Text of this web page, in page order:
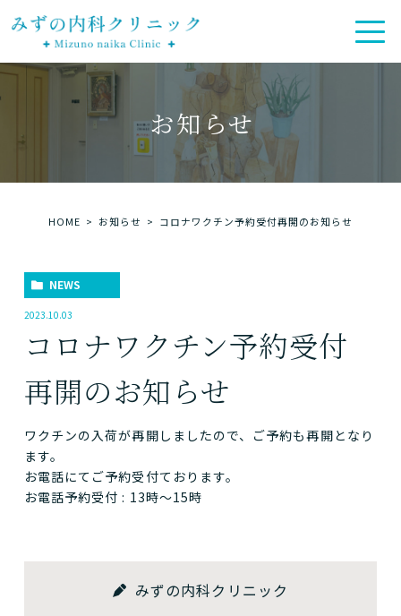
お知らせ
HOME お知らせ コロナワクチン予約受付再開のお知らせ
NEWS
2023.10.03
コロナワクチン予約受付
再開のお知らせ
ワクチンの入荷が再開しましたので、ご予約も再開となり
ます。
お電話にてご予約受付ております。
お電話予約受付 : 13時〜15時
みずの内科クリニック